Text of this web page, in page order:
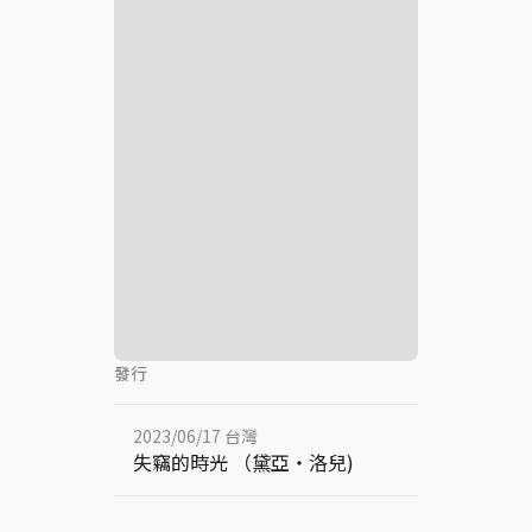
發行
2023/06/17 台灣
失竊的時光 （黛亞・洛兒)